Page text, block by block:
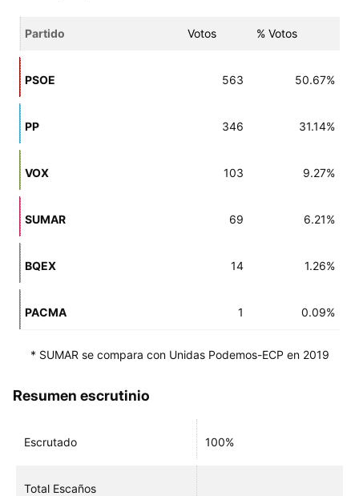
Partido Votos % Votos
PSOE 563 50.67%
PP 346 31.14%
VOX 103 9.27%
SUMAR 69 6.21%
BQEX 14 1.26%
PACMA 1 0.09%
* SUMAR se compara con Unidas Podemos-ECP en 2019
Resumen escrutinio
Escrutado 100%
Total Escaños